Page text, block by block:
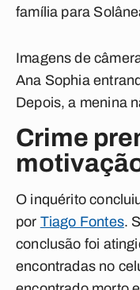
família para
Imagens de
Ana Sophia
Depois, a menina
Crime
O inquérito
por Tiago Fontes.
conclusão foi
encontradas no